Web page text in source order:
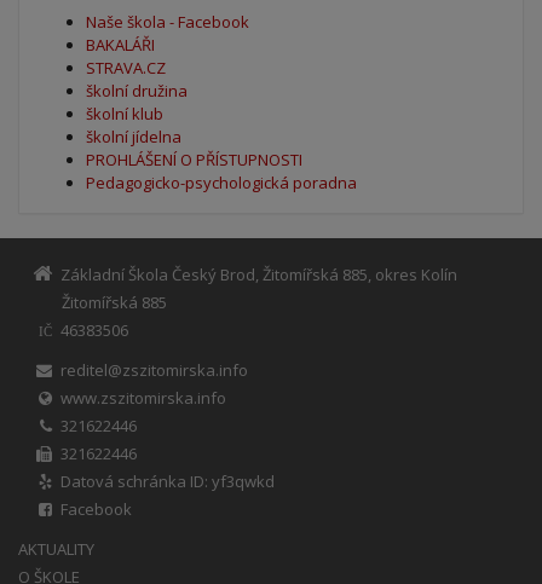
Naše škola - Facebook
BAKALÁŘI
STRAVA.CZ
školní družina
školní klub
školní jídelna
PROHLÁŠENÍ O PŘÍSTUPNOSTI
Pedagogicko-psychologická poradna
Základní Škola Český Brod, Žitomířská 885, okres Kolín
Žitomířská 885
IČ
46383506
reditel@zszitomirska.info
www.zszitomirska.info
321622446
321622446
Datová schránka ID: yf3qwkd
Facebook
AKTUALITY
O ŠKOLE